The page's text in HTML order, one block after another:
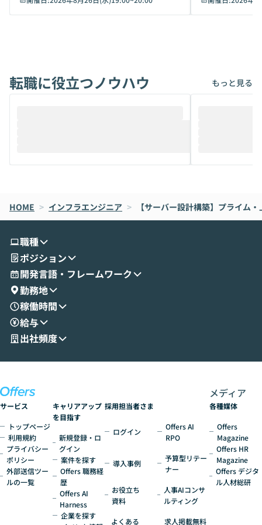
から、気軽に使えないケースも多いのでは
けでなく、想像以上の範囲まで自動化でき
ることは、まだあまり知られていません。
メルカリでの判断基準をもとに「なぜClau
oworkの基本的な機能をご紹介いただきま
す。 続く公開デモでは、実際にCoworkを
せいただきます。数分でワークフローが完
成する手軽さや、Gmail等の外部サービス
とセキュアに連携できるポイントなど、実
演を通じて具体的なイメージをお届けしま
す。 後半のディスカッションでは、セキュ
リティの考え方や社内導入の進め方など、
現場目線でさらに深掘りしていきます。
「自分の業務をAIで自動化してみたいけ
いう方にこそ参加いただきたいイベントで
か？ 「なんとなく誰かが良いと言っていた
は、評判では
ているAIを選ぶこ
それぞれの本当
は、LLMのフル
ント構築の最前
転職に役立つノウハウ もっと見る
HOME > インフラエンジニア > 【サーバー設計構築】プライム
職種
ポジション
開発言語・フレームワーク
勤務地
稼働時間
給与
出社頻度
サービス
トップページ
利用規約
プライバシー
ポリシー
外部送信ツー
ルの一覧
キャリアアップ
を目指す
新規登録・ロ
グイン
案件を探す
Offers 職務経
歴
Offers AI
Harness
企業を探す
採用担当者さま
ログイン
導入事例
お役立ち
資料
よくある
Offers AI
RPO
予算型リテー
ナー
人事AIコンサ
ルティング
求人掲載無料
メディア
各種媒体
Offers
Magazine
Offers HR
Magazine
Offers デジタ
ル人材総研